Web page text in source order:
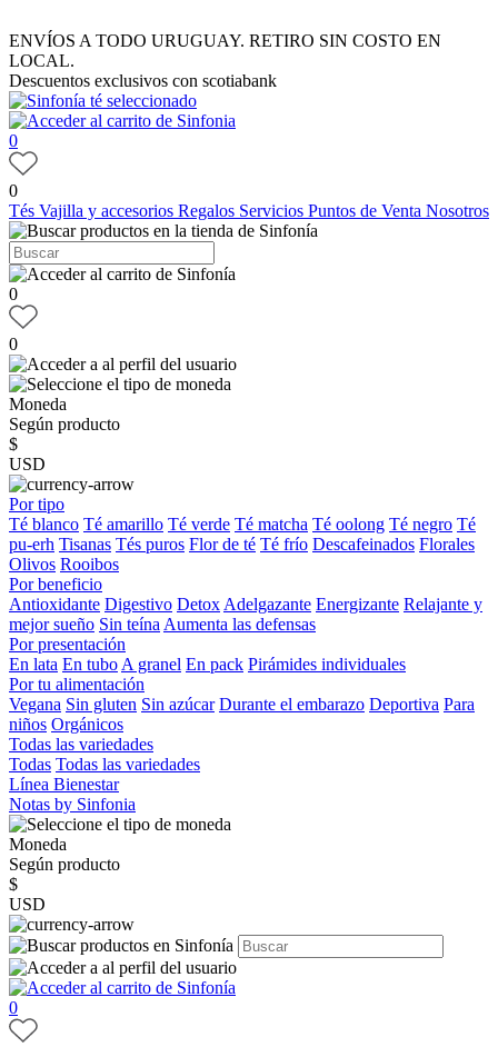
ENVÍOS A TODO URUGUAY. RETIRO SIN COSTO EN
LOCAL.
Descuentos exclusivos con scotiabank
0
0
Tés Vajilla y accesorios Regalos Servicios Puntos de Venta Nosotros
0
0
Moneda
Según producto
$
USD
Por tipo
Té blanco Té amarillo Té verde Té matcha Té oolong Té negro Té
pu-erh Tisanas Tés puros Flor de té Té frío Descafeinados Florales
Olivos Rooibos
Por beneficio
Antioxidante Digestivo Detox Adelgazante Energizante Relajante y
mejor sueño Sin teína Aumenta las defensas
Por presentación
En lata En tubo A granel En pack Pirámides individuales
Por tu alimentación
Vegana Sin gluten Sin azúcar Durante el embarazo Deportiva Para
niños Orgánicos
Todas las variedades
Todas Todas las variedades
Línea Bienestar
Notas by Sinfonia
Moneda
Según producto
$
USD
0